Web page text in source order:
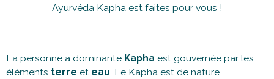
Ayurvéda Kapha est faites pour vous !
La personne a dominante Kapha est gouvernée par les
éléments terre et eau . Le Kapha est de nature